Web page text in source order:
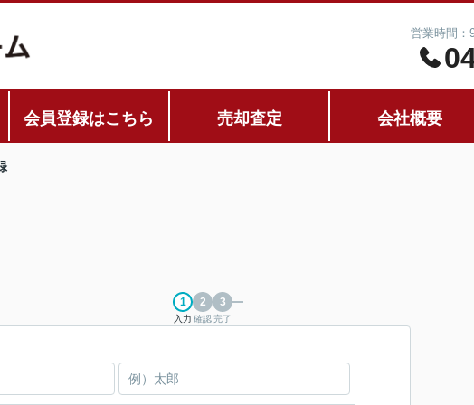
営業時間
会員登録はこちら 売却査定 会社概要
入力 確認完了